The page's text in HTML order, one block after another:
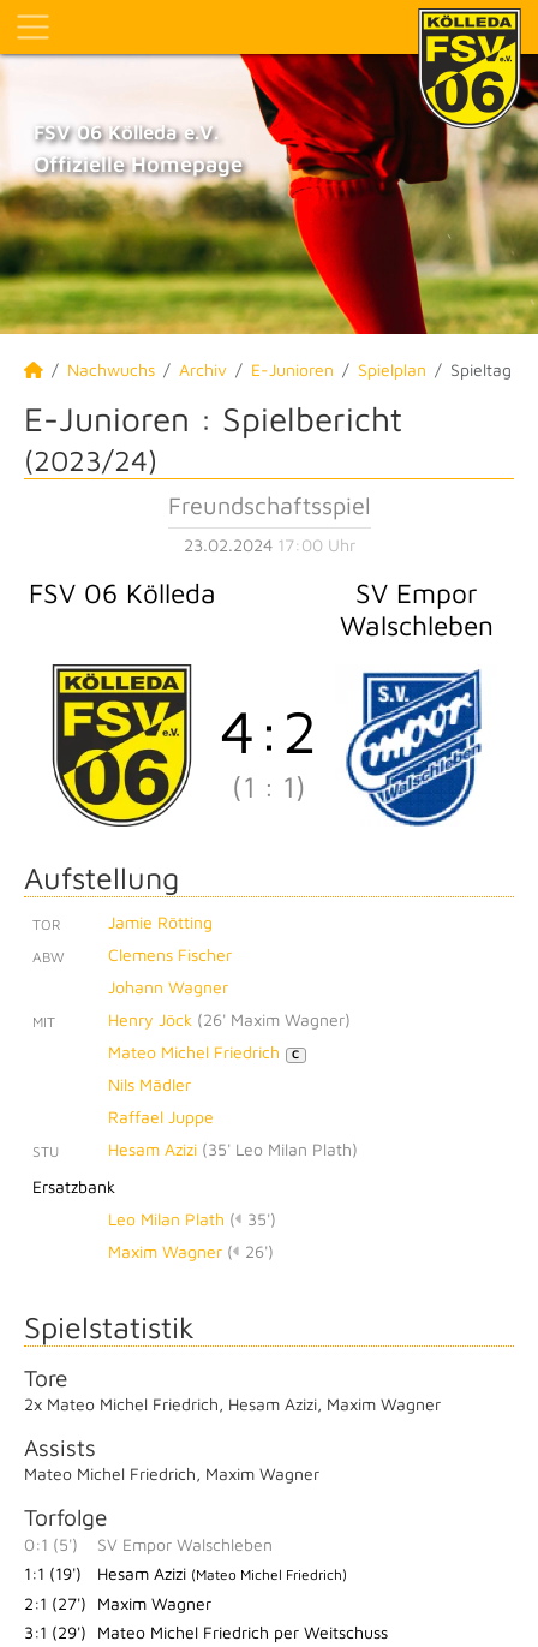
FSV 06 Kölleda e.V.
Offizielle Homepage
Nachwuchs Archiv E-Junioren Spielplan Spieltag
E-Junioren : Spielbericht
(2023/24)
Freundschaftsspiel
23.02.2024 17:00 Uhr
FSV 06 Kölleda
SV Empor
Walschleben
4 : 2
(1 : 1)
Aufstellung
TOR Jamie Rötting
ABW
Clemens Fischer
Johann Wagner
MIT Henry Jöck (26' Maxim Wagner)
Mateo Michel Friedrich
C
Nils Mädler
Raffael Juppe
STU Hesam Azizi (35' Leo Milan Plath)
Ersatzbank
Leo Milan Plath (
35')
Maxim Wagner ( 26')
Spielstatistik
Tore
2x Mateo Michel Friedrich, Hesam Azizi, Maxim Wagner
Assists
Mateo Michel Friedrich, Maxim Wagner
Torfolge
0:1 (5')
SV Empor Walschleben
1:1 (19')
Hesam Azizi (Mateo Michel Friedrich)
2:1 (27')
Maxim Wagner
3:1 (29')
Mateo Michel Friedrich per Weitschuss